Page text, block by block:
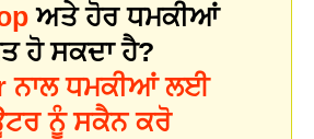
ਅਤੇ ਹੋਰ ਧਮਕੀਆਂ
ਹੋ ਸਕਦਾ ਹੈ?
ਨਾਲ ਧਮਕੀਆਂ ਲਈ
ਨੂੰ ਸਕੈਨ ਕਰੋ